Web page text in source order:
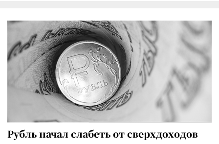
Рубль начал слабеть от сверхдоходов